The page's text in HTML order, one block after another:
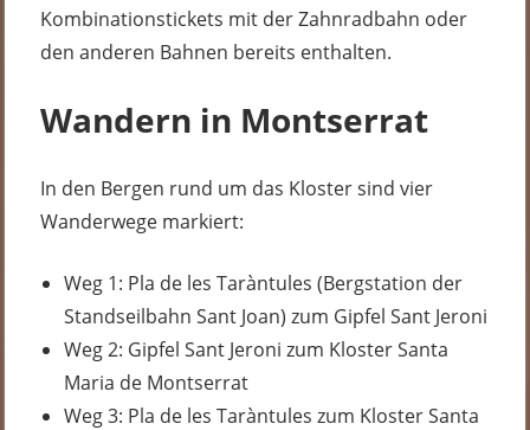
Kombinationstickets mit der Zahnradbahn oder
den anderen Bahnen bereits enthalten.
Wandern in Montserrat
In den Bergen rund um das Kloster sind vier
Wanderwege markiert:
Weg 1: Pla de les Taràntules (Bergstation der
Standseilbahn Sant Joan) zum Gipfel Sant Jeroni
Weg 2: Gipfel Sant Jeroni zum Kloster Santa
Maria de Montserrat
Weg 3: Pla de les Taràntules zum Kloster Santa